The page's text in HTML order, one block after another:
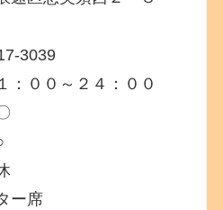
3039
００～２４：００
ー席